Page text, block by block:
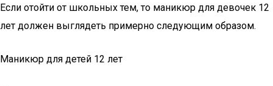
Если отойти от школьных тем, то маникюр для девочек 12
лет должен выглядеть примерно следующим образом.
Маникюр для детей 12 лет